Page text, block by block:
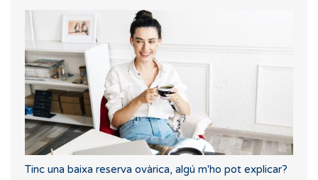
Tinc una baixa reserva ovàrica, algú m'ho pot explicar?